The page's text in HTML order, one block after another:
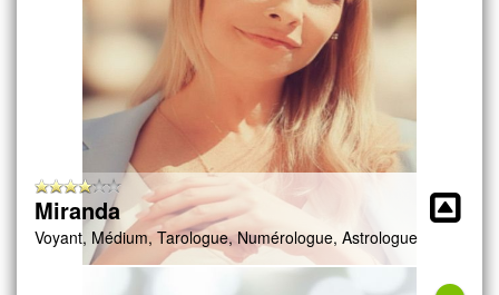
Miranda
Voyant, Médium, Tarologue, Numérologue, Astrologue